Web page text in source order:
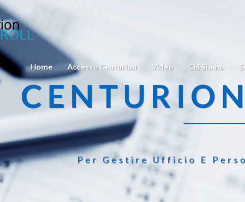
Home Accesso Centurion Video Chi Siamo
Per Gestire Ufficio E